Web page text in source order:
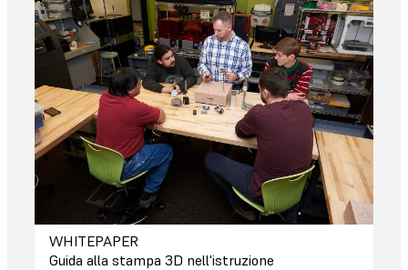
WHITEPAPER
Guida alla stampa 3D nell'istruzione